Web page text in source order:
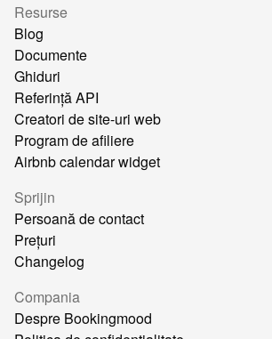
Resurse
Blog
Documente
Ghiduri
Referință API
Creatori de site-uri web
Program de afiliere
Airbnb calendar widget
Sprijin
Persoană de contact
Prețuri
Changelog
Compania
Despre Bookingmood